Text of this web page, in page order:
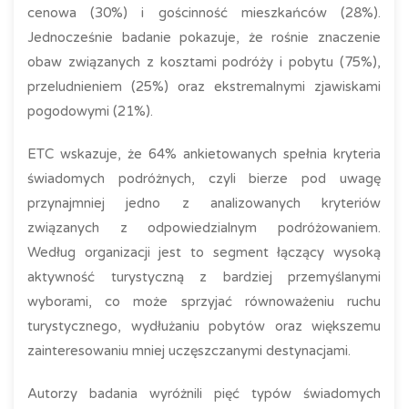
cenowa (30%) i gościnność mieszkańców (28%).
Jednocześnie badanie pokazuje, że rośnie znaczenie
obaw związanych z kosztami podróży i pobytu (75%),
przeludnieniem (25%) oraz ekstremalnymi zjawiskami
pogodowymi (21%).
ETC wskazuje, że 64% ankietowanych spełnia kryteria
świadomych podróżnych, czyli bierze pod uwagę
przynajmniej jedno z analizowanych kryteriów
związanych z odpowiedzialnym podróżowaniem.
Według organizacji jest to segment łączący wysoką
aktywność turystyczną z bardziej przemyślanymi
wyborami, co może sprzyjać równoważeniu ruchu
turystycznego, wydłużaniu pobytów oraz większemu
zainteresowaniu mniej uczęszczanymi destynacjami.
Autorzy badania wyróżnili pięć typów świadomych